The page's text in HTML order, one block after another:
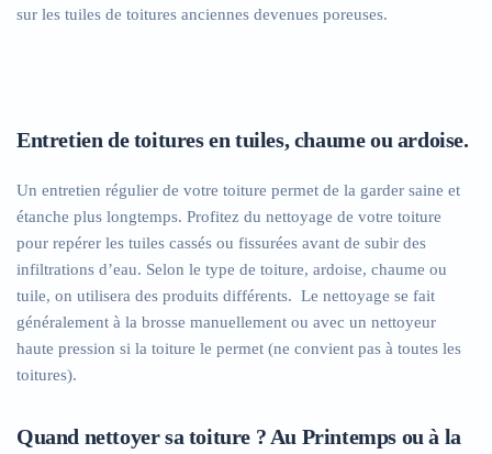
sur les tuiles de toitures anciennes devenues poreuses.
Entretien de toitures en tuiles, chaume ou ardoise.
Un entretien régulier de votre toiture permet de la garder saine et
étanche plus longtemps. Profitez du nettoyage de votre toiture
pour repérer les tuiles cassés ou fissurées avant de subir des
infiltrations d’eau. Selon le type de toiture, ardoise, chaume ou
tuile, on utilisera des produits différents. Le nettoyage se fait
généralement à la brosse manuellement ou avec un nettoyeur
haute pression si la toiture le permet (ne convient pas à toutes les
toitures).
Quand nettoyer sa toiture ? Au Printemps ou à la